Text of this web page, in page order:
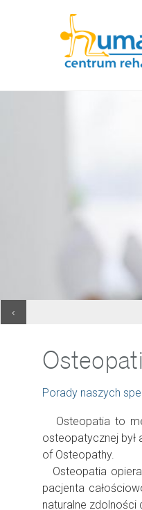
‹
Porady naszych
Osteopatia to
osteopatycznej był
of Osteopathy.
Osteopatia opiera
pacjenta
naturalne zdolności